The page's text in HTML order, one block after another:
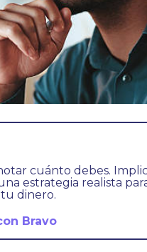
cuánto debes.
estrategia realista
dinero.
Bravo